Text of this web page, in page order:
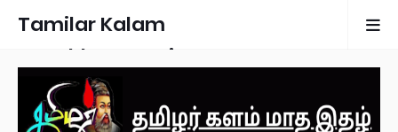
Tamilar Kalam
Monthly Magazine